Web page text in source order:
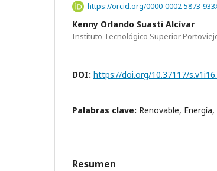
https://orcid.org/0000-0002-5873-
Kenny Orlando Suasti Alcívar
Instituto Tecnológico Superior
DOI: https://doi.org/10.37117/
Palabras clave: Renovable,
Resumen